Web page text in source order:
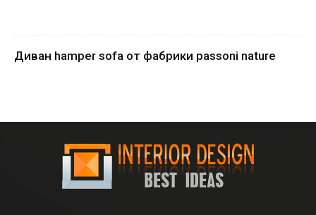
Диван hamper sofa от фабрики passoni nature